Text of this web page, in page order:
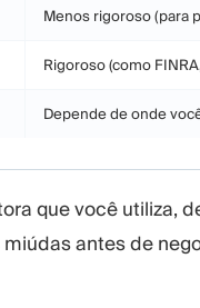
Menos rigoroso (para
Rigoroso (como
Depende de onde
que você utiliza,
antes de